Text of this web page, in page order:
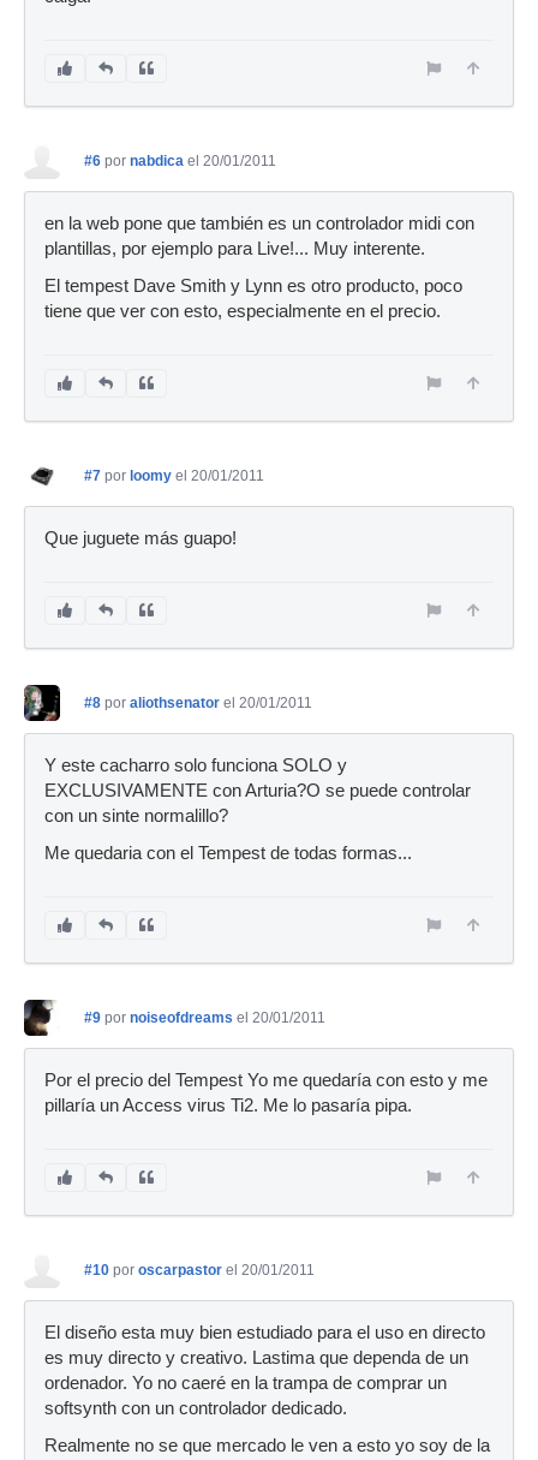
#6 por nabdica el 20/01/2011
en la web pone que también es un controlador midi con
plantillas, por ejemplo para Live!... Muy interente.
El tempest Dave Smith y Lynn es otro producto, poco
tiene que ver con esto, especialmente en el precio.
#7 por loomy el 20/01/2011
Que juguete más guapo!
#8 por aliothsenator el 20/01/2011
Y este cacharro solo funciona SOLO y
EXCLUSIVAMENTE con Arturia?O se puede controlar
con un sinte normalillo?
Me quedaria con el Tempest de todas formas...
#9 por noiseofdreams el 20/01/2011
Por el precio del Tempest Yo me quedaría con esto y me
pillaría un Access virus Ti2. Me lo pasaría pipa.
#10 por oscarpastor el 20/01/2011
El diseño esta muy bien estudiado para el uso en directo
es muy directo y creativo. Lastima que dependa de un
ordenador. Yo no caeré en la trampa de comprar un
softsynth con un controlador dedicado.
Realmente no se que mercado le ven a esto yo soy de la